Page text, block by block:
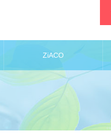
ZiACO